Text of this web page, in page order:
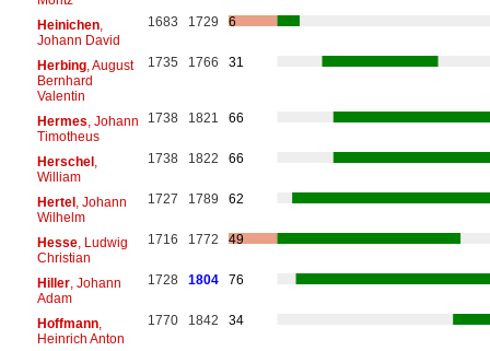
Heinichen,
Johann David
1683 1729 6
Herbing, August
Bernhard
Valentin
1735 1766 31
Hermes , Johann
Timotheus
1738 1821 66
Herschel,
William
1738 1822 66
Hertel, Johann
Wilhelm
1727 1789 62
Hesse, Ludwig
Christian
1716 1772 49
Hiller, Johann
Adam
1728 1804 76
Hoffmann,
Heinrich Anton
1770 1842 34